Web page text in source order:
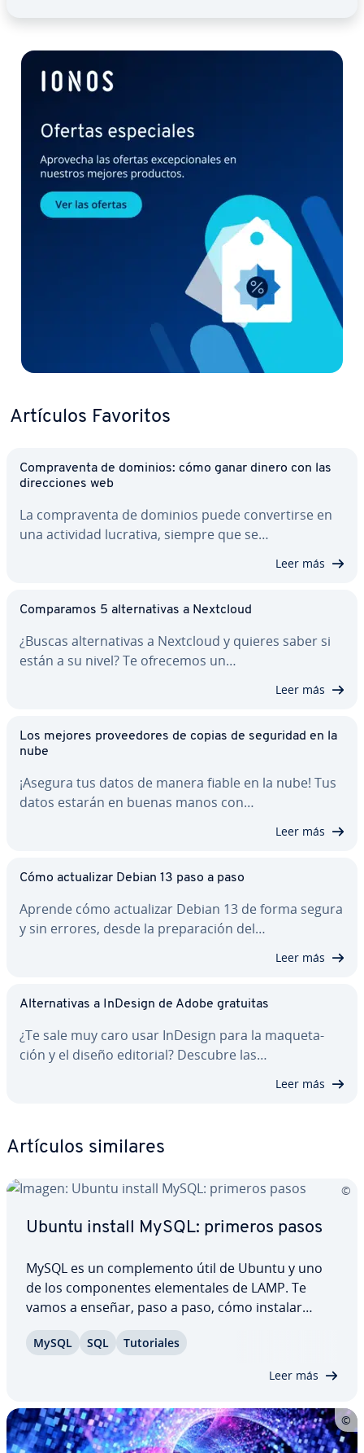
Artículos Favoritos
Co­m­pra­ve­n­ta de dominios: cómo ganar dinero con las
di­re­c­cio­nes web
La co­m­pra­ve­n­ta de dominios puede co­n­ve­r­ti­r­se en
una actividad lucrativa, siempre que se…
Leer más
Co­m­pa­ra­mos 5 al­te­r­na­ti­vas a Nextcloud
¿Buscas al­te­r­na­ti­vas a Nextcloud y quieres saber si
están a su nivel? Te ofrecemos un…
Leer más
Los mejores pro­vee­do­res de copias de seguridad en la
nube
¡Asegura tus datos de manera fiable en la nube! Tus
datos estarán en buenas manos con…
Leer más
Cómo ac­tua­li­zar Debian 13 paso a paso
Aprende cómo ac­tua­li­zar Debian 13 de forma segura
y sin errores, desde la pre­pa­ra­ción del…
Leer más
Al­te­r­na­ti­vas a InDesign de Adobe gratuitas
¿Te sale muy caro usar InDesign para la ma­que­ta­
ción y el diseño editorial? Descubre las…
Leer más
Artículos similares
Ubuntu install MySQL: primeros pasos
MySQL es un co­m­ple­me­n­to útil de Ubuntu y uno
de los co­m­po­ne­n­tes ele­me­n­ta­les de LAMP. Te
vamos a enseñar, paso a paso, cómo instalar
acorde a tus ne­ce­si­da­des. Tras su in­s­ta­la­ción y co­
MySQL SQL Tu­to­ria­les
Leer más